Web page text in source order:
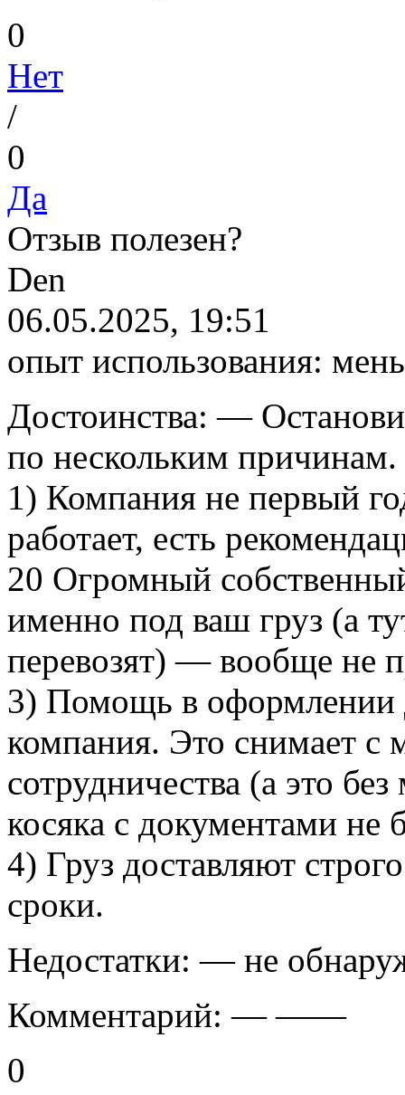
0
Нет
/
0
Да
Отзыв полезен?
Den
06.05.2025, 19:51
опыт использования:
Достоинства: —
по нескольким причинам.
1) Компания не первый
работает, есть
20 Огромный
именно под ваш груз (а
перевозят) — вообще не
3) Помощь в оформлении
компания. Это снимает с
сотрудничества (а это
косяка с документами не
4) Груз доставляют
сроки.
Недостатки: — не
Комментарий: — ——
0